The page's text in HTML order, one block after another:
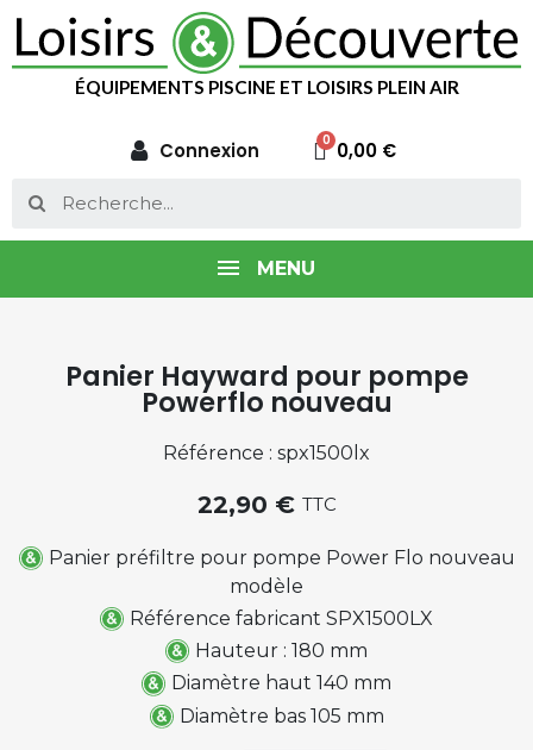
ÉQUIPEMENTS PISCINE ET LOISIRS PLEIN AIR
Connexion 0,00 €
MENU
Panier Hayward pour pompe
Powerflo nouveau
Référence : spx1500lx
22,90 € TTC
Panier préfiltre pour pompe Power Flo nouveau
modèle
Référence fabricant SPX1500LX
Hauteur : 180 mm
Diamètre haut 140 mm
Diamètre bas 105 mm